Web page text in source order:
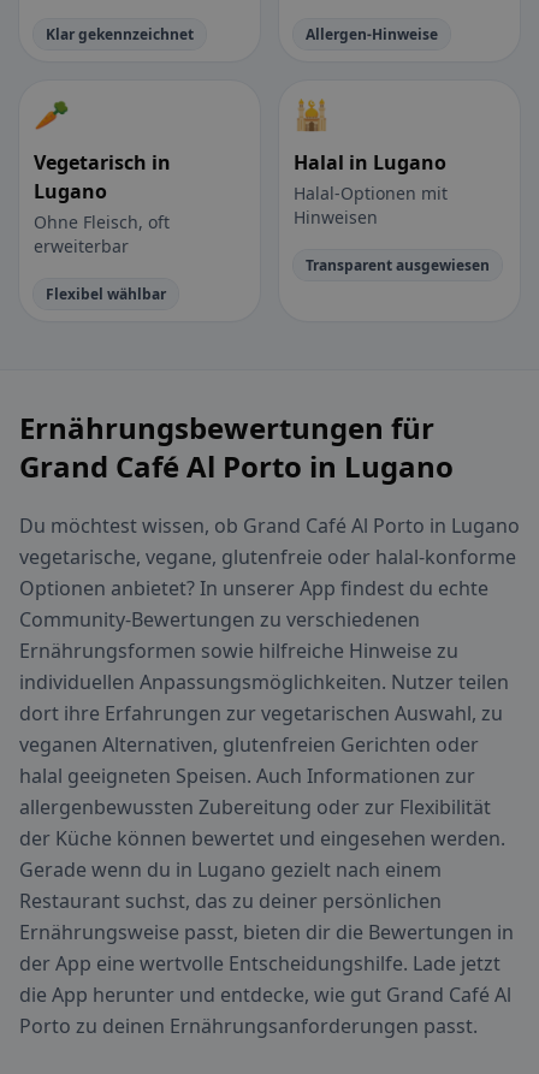
Klar gekennzeichnet Allergen-Hinweise
🥕
Vegetarisch in
Lugano
Ohne Fleisch, oft
erweiterbar
Flexibel wählbar
🕌
Halal in Lugano
Halal-Optionen mit
Hinweisen
Transparent ausgewiesen
Ernährungsbewertungen für
Grand Café Al Porto in Lugano
Du möchtest wissen, ob Grand Café Al Porto in Lugano
vegetarische, vegane, glutenfreie oder halal-konforme
Optionen anbietet? In unserer App findest du echte
Community-Bewertungen zu verschiedenen
Ernährungsformen sowie hilfreiche Hinweise zu
individuellen Anpassungsmöglichkeiten. Nutzer teilen
dort ihre Erfahrungen zur vegetarischen Auswahl, zu
veganen Alternativen, glutenfreien Gerichten oder
halal geeigneten Speisen. Auch Informationen zur
allergenbewussten Zubereitung oder zur Flexibilität
der Küche können bewertet und eingesehen werden.
Gerade wenn du in Lugano gezielt nach einem
Restaurant suchst, das zu deiner persönlichen
Ernährungsweise passt, bieten dir die Bewertungen in
der App eine wertvolle Entscheidungshilfe. Lade jetzt
die App herunter und entdecke, wie gut Grand Café Al
Porto zu deinen Ernährungsanforderungen passt.